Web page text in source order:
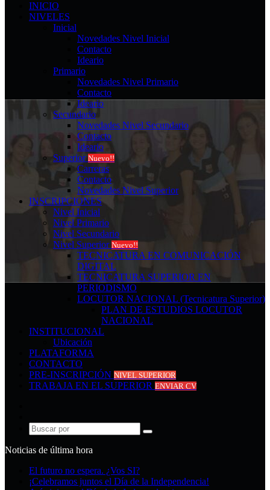
INICIO
NIVELES
Inicial
Novedades Nivel Inicial
Contacto
Ideario
Primario
Novedades Nivel Primario
Contacto
Ideario
Secundario
Novedades Nivel Secundario
Contacto
Ideario
Superior Nuevo!!
Carreras
Contacto
Novedades Nivel Superior
INSCRIPCIONES
Nivel Inicial
Nivel Primario
Nivel Secundario
Nivel Superior Nuevo!!
TECNICATURA EN COMUNICACIÓN
DIGITAL
TECNICATURA SUPERIOR EN
PERIODISMO
LOCUTOR NACIONAL (Tecnicatura Superior)
PLAN DE ESTUDIOS LOCUTOR
NACIONAL
INSTITUCIONAL
Ubicación
PLATAFORMA
CONTACTO
PRE-INSCRIPCIÓN NIVEL SUPERIOR
TRABAJA EN EL SUPERIOR ENVIAR CV
al
azar
Buscar
Noticias de última hora
El futuro no espera. ¿Vos SI?
¡Celebramos juntos el Día de la Independencia!